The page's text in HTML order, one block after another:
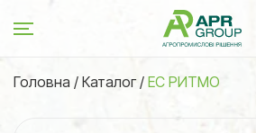
Головна / Каталог/ ЕС РИТМО